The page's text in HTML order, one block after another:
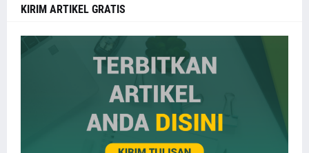
KIRIM ARTIKEL GRATIS